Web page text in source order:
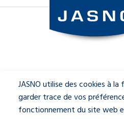
JASNO utilise des cookies à
garder trace de vos
fonctionnement du site web